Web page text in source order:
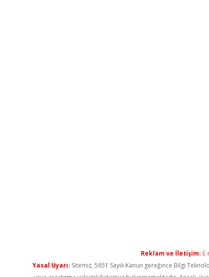
Reklam ve İletişim:
Yasal Uyarı: Sitemiz, 5651 Sayılı Kanun gereğince Bilgi